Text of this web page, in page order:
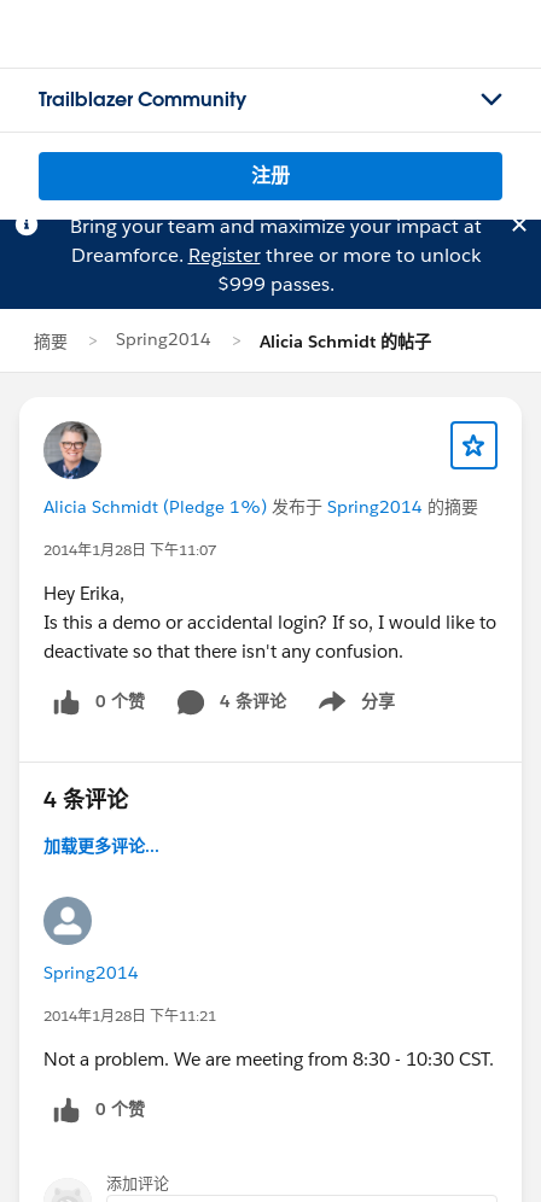
Trailblazer Community
注册
Bring your team and maximize your impact at
Dreamforce. Registerthree or more to unlock
$999 passes.
摘要 Spring2014 Alicia Schmidt 的帖子
Alicia Schmidt (Pledge 1%) 发布于 Spring2014 的摘要
2014年1月28日 下午11:07
Hey Erika,
Is this a demo or accidental login? If so, I would like to
deactivate so that there isn't any confusion.
0 个赞 4 条评论 分享
Show menu
4 条评论
加载更多评论...
Spring2014
2014年1月28日 下午11:21
Not a problem. We are meeting from 8:30 - 10:30 CST.
0 个赞
添加评论